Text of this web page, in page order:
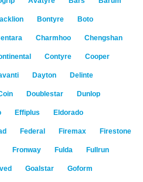
Bontyre Boto
Charmhoo Chengshan
Contyre Cooper
Dayton Delinte
Doublestar Dunlop
Effiplus Eldorado
Federal Firemax Firestone
Fronway Fulda Fullrun
Goalstar Goform